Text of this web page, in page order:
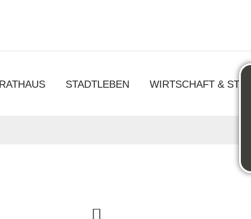
RATHAUS STADTLEBEN WIRTSCHAFT &